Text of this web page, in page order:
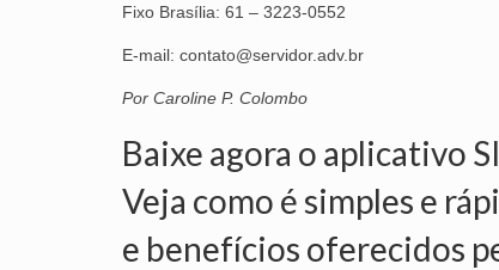
Fixo Brasília: 61 – 3223-0552
E-mail: contato@servidor.adv.br
Por Caroline P. Colombo
Baixe agora o aplicativo
Veja como é simples e
e benefícios oferecidos